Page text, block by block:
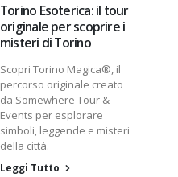
Torino Esoterica: il tour
originale per scoprire i
misteri di Torino
Scopri Torino Magica®, il
percorso originale creato
da Somewhere Tour &
Events per esplorare
simboli, leggende e misteri
della città.
Leggi Tutto